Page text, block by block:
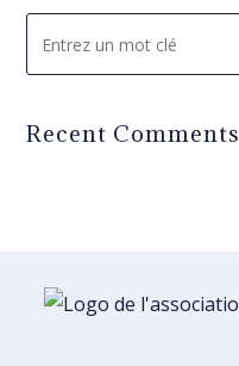
Recent Comments